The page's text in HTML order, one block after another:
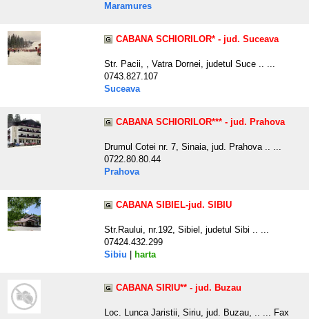
Maramures
CABANA SCHIORILOR* - jud. Suceava
Str. Pacii, , Vatra Dornei, judetul Suce .. ...
0743.827.107
Suceava
CABANA SCHIORILOR*** - jud. Prahova
Drumul Cotei nr. 7, Sinaia, jud. Prahova .. ...
0722.80.80.44
Prahova
CABANA SIBIEL-jud. SIBIU
Str.Raului, nr.192, Sibiel, judetul Sibi .. ...
07424.432.299
Sibiu
harta
CABANA SIRIU** - jud. Buzau
Loc. Lunca Jaristii, Siriu, jud. Buzau, .. ... Fax